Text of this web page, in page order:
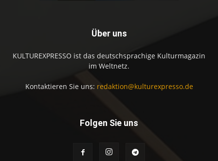
Über uns
KULTUREXPRESSO ist das deutschsprachige Kulturmagazin
im Weltnetz.
Kontaktieren Sie uns: redaktion@kulturexpresso.de
Folgen Sie uns